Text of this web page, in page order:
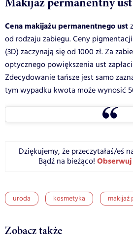
Cena makijażu permanentnego ust
od rodzaju zabiegu. Ceny
(3D) zaczynają się od 1000 zł. Za
optycznego powiększenia ust
Zdecydowanie tańsze jest samo
tym wypadku kwota może wynosić
Dziękujemy, że przeczytałaś/eś
Bądź na bieżąco! Obserwuj
uroda kosmetyka makijaż
Zobacz także